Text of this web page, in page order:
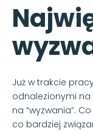
Już w trakcie
odnalezionymi na
na “wyzwania”.
co bardziej